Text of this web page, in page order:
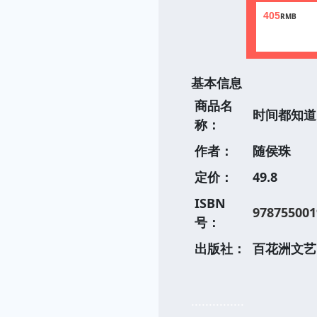
405RMB
基本信息
商品名
称：
时间都知
作者：
随侯珠
定价：
49.8
ISBN
号：
出版社： 百花洲文